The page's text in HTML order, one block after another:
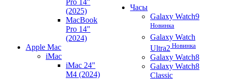
Pro 14"
(2025)
MacBook
Pro 14"
(2024)
Apple Mac
iMac
iMac 24"
M4 (2024)
Часы
Galaxy Watch9
Новинка
Galaxy Watch
Ultra2 Новинка
Galaxy Watch8
Galaxy Watch8
Classic